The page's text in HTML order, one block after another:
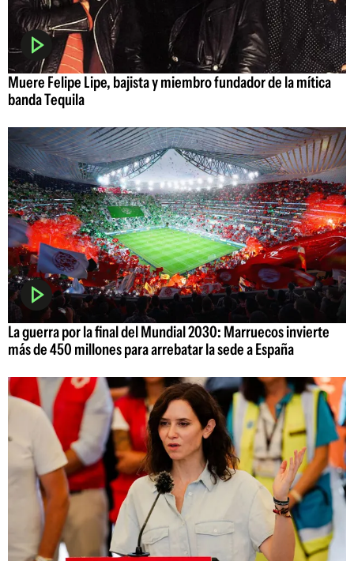
Muere Felipe Lipe, bajista y miembro fundador de la mítica
banda Tequila
La guerra por la final del Mundial 2030: Marruecos invierte
más de 450 millones para arrebatar la sede a España